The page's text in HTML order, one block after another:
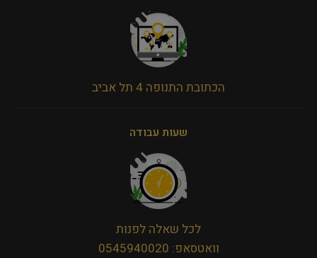
הכתובת התנופה 4 תל אביב
שעות עבודה
לכל שאלה לפנות
וואטסאפ: 0545940020